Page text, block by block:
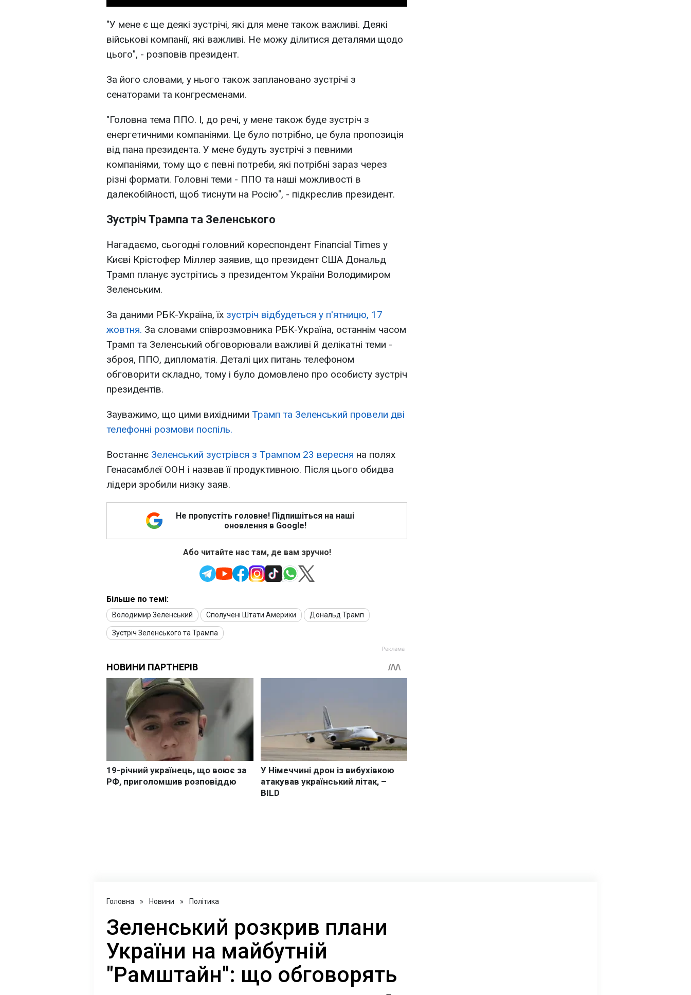
"У мене є ще деякі зустрічі, які для мене також важливі. Деякі
військові компанії, які важливі. Не можу ділитися деталями щодо
цього", - розповів президент.
За його словами, у нього також заплановано зустрічі з
сенаторами та конгресменами.
"Головна тема ППО. І, до речі, у мене також буде зустріч з
енергетичними компаніями. Це було потрібно, це була пропозиція
від пана президента. У мене будуть зустрічі з певними
компаніями, тому що є певні потреби, які потрібні зараз через
різні формати. Головні теми - ППО та наші можливості в
далекобійності, щоб тиснути на Росію", - підкреслив президент.
Зустріч Трампа та Зеленського
Нагадаємо, сьогодні головний кореспондент Financial Times у
Києві Крістофер Міллер заявив, що президент США Дональд
Трамп планує зустрітись з президентом України Володимиром
Зеленським.
За даними РБК-Україна, їх зустріч відбудеться у п'ятницю, 17
жовтня. За словами співрозмовника РБК-Україна, останнім часом
Трамп та Зеленський обговорювали важливі й делікатні теми -
зброя, ППО, дипломатія. Деталі цих питань телефоном
обговорити складно, тому і було домовлено про особисту зустріч
президентів.
Зауважимо, що цими вихідними Трамп та Зеленський провели дві
телефонні розмови поспіль.
Востаннє Зеленський зустрівся з Трампом 23 вересня на полях
Генасамблеї ООН і назвав її продуктивною. Після цього обидва
лідери зробили низку заяв.
Не пропустіть головне! Підпишіться на наші
оновлення в Google!
Або читайте нас там, де вам зручно!
Більше по темі:
Володимир Зеленський Сполучені Штати Америки Дональд Трамп
Зустріч Зеленського та Трампа
Головна » Новини » Політика
Зеленський розкрив плани
України на майбутній
"Рамштайн": що обговорять